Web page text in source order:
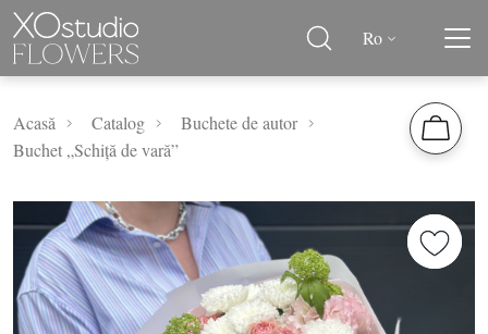
Ro
Acasă Catalog
Buchete de autor
Buchet „Schiță de vară”